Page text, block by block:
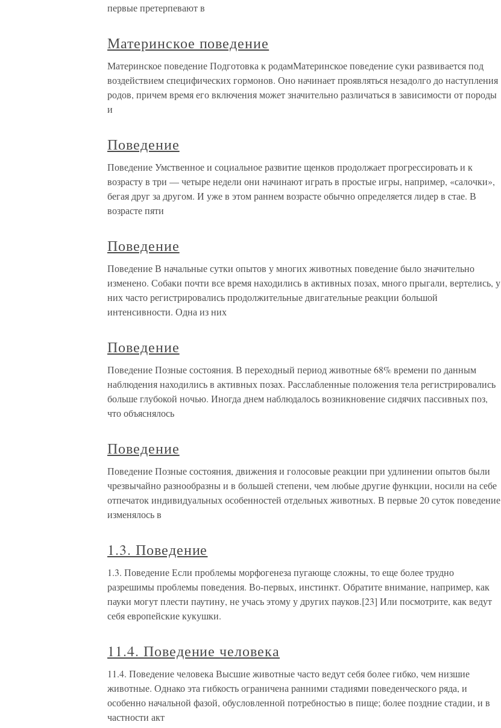
первые претерпевают в
Материнское поведение
Материнское поведение Подготовка к родамМатеринское поведение суки развивается под
воздействием специфических гормонов. Оно начинает проявляться незадолго до наступления
родов, причем время его включения может значительно различаться в зависимости от породы
и
Поведение
Поведение Умственное и социальное развитие щенков продолжает прогрессировать и к
возрасту в три — четыре недели они начинают играть в простые игры, например, «салочки»,
бегая друг за другом. И уже в этом раннем возрасте обычно определяется лидер в стае. В
возрасте пяти
Поведение
Поведение В начальные сутки опытов у многих животных поведение было значительно
изменено. Собаки почти все время находились в активных позах, много прыгали, вертелись, у
них часто регистрировались продолжительные двигательные реакции большой
интенсивности. Одна из них
Поведение
Поведение Позные состояния. В переходный период животные 68% времени по данным
наблюдения находились в активных позах. Расслабленные положения тела регистрировались
больше глубокой ночью. Иногда днем наблюдалось возникновение сидячих пассивных поз,
что объяснялось
Поведение
Поведение Позные состояния, движения и голосовые реакции при удлинении опытов были
чрезвычайно разнообразны и в большей степени, чем любые другие функции, носили на себе
отпечаток индивидуальных особенностей отдельных животных. В первые 20 суток поведение
изменялось в
1.3. Поведение
1.3. Поведение Если проблемы морфогенеза пугающе сложны, то еще более трудно
разрешимы проблемы поведения. Во-первых, инстинкт. Обратите внимание, например, как
пауки могут плести паутину, не учась этому у других пауков.[23] Или посмотрите, как ведут
себя европейские кукушки.
11.4. Поведение человека
11.4. Поведение человека Высшие животные часто ведут себя более гибко, чем низшие
животные. Однако эта гибкость ограничена ранними стадиями поведенческого ряда, и
особенно начальной фазой, обусловленной потребностью в пище; более поздние стадии, и в
частности акт